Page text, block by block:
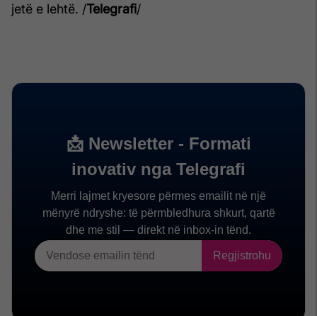
jetë e lehtë. /Telegrafi/